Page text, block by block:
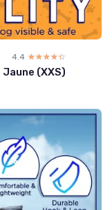
4.4 ☆☆☆☆☆
★★★★★
(XXS)